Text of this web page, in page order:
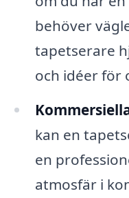
behöver
tapetserare
och idéer för
kan en
en
atmosfär i